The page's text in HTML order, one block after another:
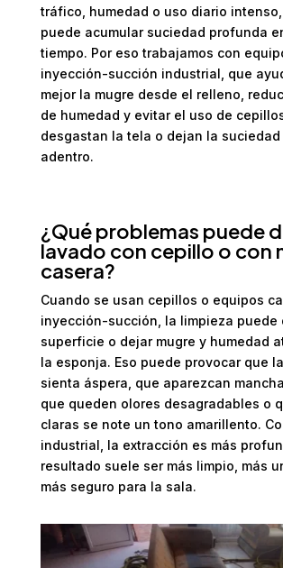
tráfico, humedad o uso diario
puede acumular suciedad profunda
tiempo. Por eso trabajamos con
inyección-succión industrial, que
mejor la mugre desde el relleno,
de humedad y evitar el uso de
desgastan la tela o dejan la suciedad
adentro.
¿Qué problemas puede
lavado con cepillo o con
casera?
Cuando se usan cepillos o equipos
inyección-succión, la limpieza puede
superficie o dejar mugre y humedad
la esponja. Eso puede provocar que
sienta áspera, que aparezcan
que queden olores desagradables o
claras se note un tono amarillento.
industrial, la extracción es más
resultado suele ser más limpio, más
más seguro para la sala.